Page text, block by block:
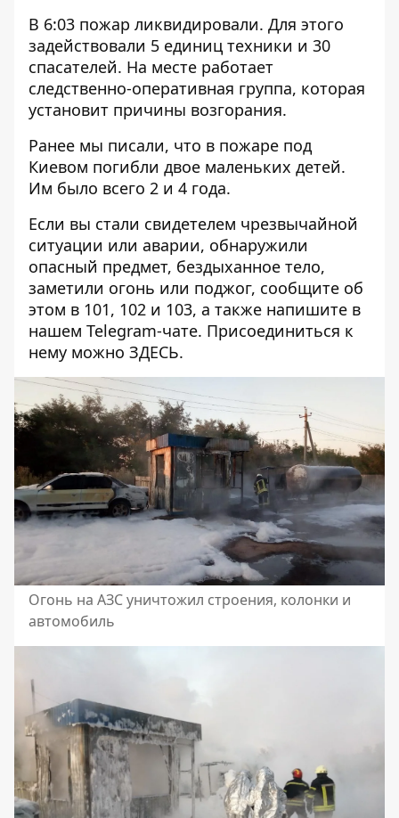
В 6:03 пожар ликвидировали. Для этого
задействовали 5 единиц техники и 30
спасателей. На месте работает
следственно-оперативная группа, которая
установит причины возгорания.
Ранее мы писали, что в пожаре под
Киевом погибли двое маленьких детей.
Им было всего 2 и 4 года.
Если вы стали свидетелем чрезвычайной
ситуации или аварии, обнаружили
опасный предмет, бездыханное тело,
заметили огонь или поджог, сообщите об
этом в 101, 102 и 103, а также напишите в
нашем Telegram-чате. Присоединиться к
нему можно ЗДЕСЬ.
Огонь на АЗС уничтожил строения, колонки и
автомобиль